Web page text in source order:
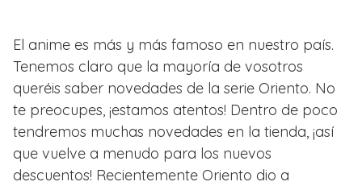
El anime es más y más famoso en nuestro país.
Tenemos claro que la mayoría de vosotros
queréis saber novedades de la serie Oriento. No
te preocupes, ¡estamos atentos! Dentro de poco
tendremos muchas novedades en la tienda, ¡así
que vuelve a menudo para los nuevos
descuentos! Recientemente Oriento dio a